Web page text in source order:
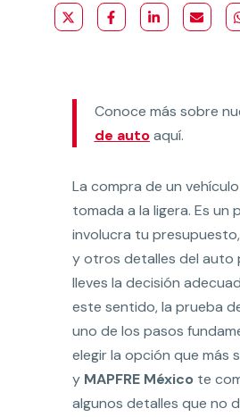
Conoce más sobre
de autoaquí.
La compra de un
tomada a la ligera. Es un
involucra tu
y otros detalles del auto
lleves la decisión
este sentido, la prueba
uno de los pasos
elegir la opción que más
y MAPFRE México te
algunos detalles que no